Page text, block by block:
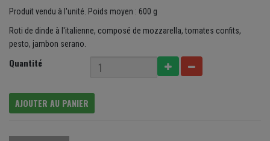
Produit vendu à l'unité. Poids moyen : 600 g
Roti de dinde à l'italienne, composé de mozzarella, tomates confits,
pesto, jambon serano.
Quantité
AJOUTER AU PANIER